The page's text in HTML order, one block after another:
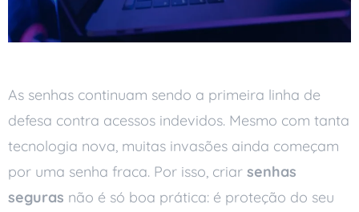
As senhas continuam sendo a primeira linha de
defesa contra acessos indevidos. Mesmo com tanta
tecnologia nova, muitas invasões ainda começam
por uma senha fraca. Por isso, criar senhas
seguras não é só boa prática: é proteção do seu